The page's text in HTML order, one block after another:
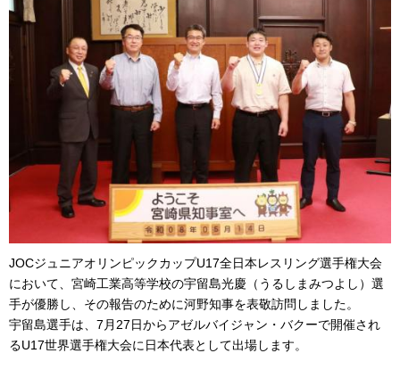
JOCジュニアオリンピックカップU17全日本レスリング選手権大会
において、宮崎工業高等学校の宇留島光慶（うるしまみつよし）選
手が優勝し、その報告のために河野知事を表敬訪問しました。
宇留島選手は、7月27日からアゼルバイジャン・バクーで開催され
るU17世界選手権大会に日本代表として出場します。